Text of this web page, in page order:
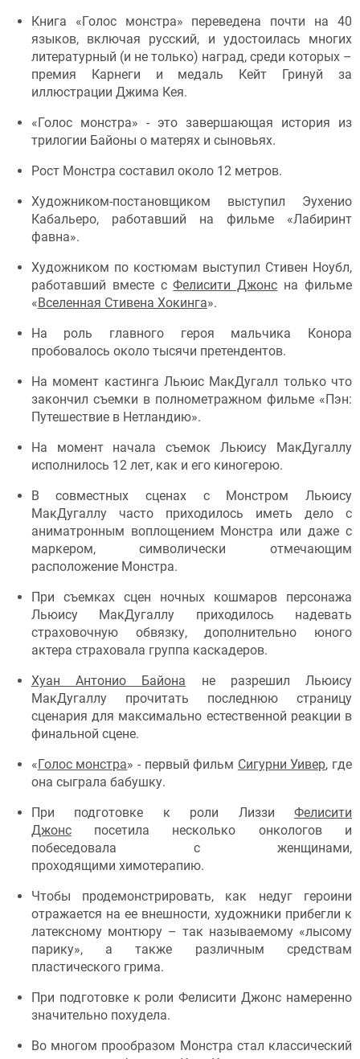
Книга «Голос монстра» переведена почти на 40
языков, включая русский, и удостоилась многих
литературный (и не только) наград, среди которых –
премия Карнеги и медаль Кейт Гринуй за
иллюстрации Джима Кея.
«Голос монстра» - это завершающая история из
трилогии Байоны о матерях и сыновьях.
Рост Монстра составил около 12 метров.
Художником-постановщиком выступил Эухенио
Кабальеро, работавший на фильме «Лабиринт
фавна».
Художником по костюмам выступил Стивен Ноубл,
работавший вместе сФелисити Джонс на фильме
«Вселенная Стивена Хокинга».
На роль главного героя мальчика Конора
пробовалось около тысячи претендентов.
На момент кастинга Льюис МакДугалл только что
закончил съемки в полнометражном фильме «Пэн:
Путешествие в Нетландию».
На момент начала съемок Льюису МакДугаллу
исполнилось 12 лет, как и его киногерою.
В совместных сценах с Монстром Льюису
МакДугаллу часто приходилось иметь дело с
аниматронным воплощением Монстра или даже с
маркером, символически отмечающим
расположение Монстра.
При съемках сцен ночных кошмаров персонажа
Льюису МакДугаллу приходилось надевать
страховочную обвязку, дополнительно юного
актера страховала группа каскадеров.
Хуан Антонио Байона не разрешил Льюису
МакДугаллу прочитать последнюю страницу
сценария для максимально естественной реакции в
финальной сцене.
«Голос монстра» - первый фильм Сигурни Уивер, где
она сыграла бабушку.
При подготовке к роли Лиззи Фелисити
Джонспосетила несколько онкологов и
побеседовала с женщинами,
проходящими химотерапию.
Чтобы продемонстрировать, как недуг героини
отражается на ее внешности, художники прибегли к
латексному монтюру – так называемому «лысому
парику», а также различным средствам
пластического грима.
При подготовке к роли Фелисити Джонс намеренно
значительно похудела.
Во многом прообразом Монстра стал классический